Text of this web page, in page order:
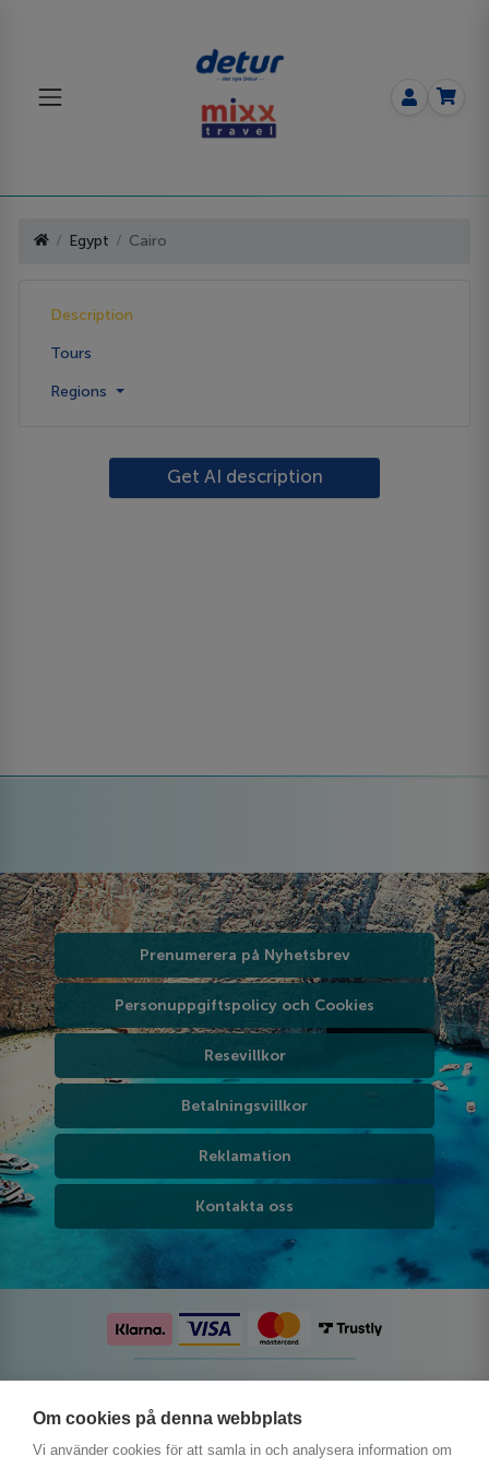
Om cookies på denna webbplats
Vi använder cookies för att samla in och analysera information om
Egypt Cairo
Description
Tours
Regions
Get AI description
Prenumerera på Nyhetsbrev
Personuppgiftspolicy och Cookies
Resevillkor
Betalningsvillkor
Reklamation
Kontakta oss